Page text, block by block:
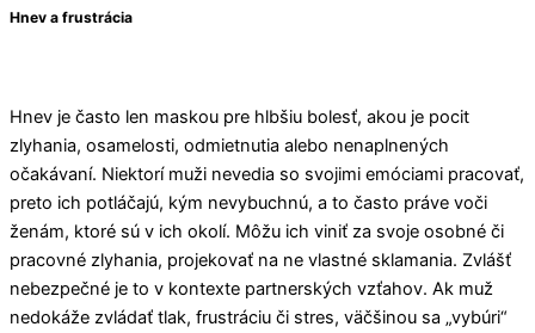
Hnev a frustrácia
Hnev je často len maskou pre hlbšiu bolesť, akou je pocit
zlyhania, osamelosti, odmietnutia alebo nenaplnených
očakávaní. Niektorí muži nevedia so svojimi emóciami pracovať,
preto ich potláčajú, kým nevybuchnú, a to často práve voči
ženám, ktoré sú v ich okolí. Môžu ich viniť za svoje osobné či
pracovné zlyhania, projekovať na ne vlastné sklamania. Zvlášť
nebezpečné je to v kontexte partnerských vzťahov. Ak muž
nedokáže zvládať tlak, frustráciu či stres, väčšinou sa „vybúri“